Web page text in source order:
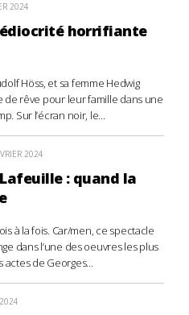
2024
horrifiante
Höss, et sa femme Hedwig
de rêve pour leur famille dans une
Sur l’écran noir, le...
2024
: quand la
à la fois. Car/men, ce spectacle
dans l’une des oeuvres les plus
de Georges...